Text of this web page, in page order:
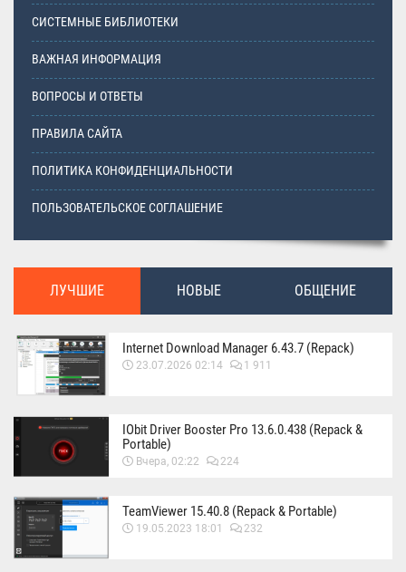
СИСТЕМНЫЕ БИБЛИОТЕКИ
ВАЖНАЯ ИНФОРМАЦИЯ
ВОПРОСЫ И ОТВЕТЫ
ПРАВИЛА САЙТА
ПОЛИТИКА КОНФИДЕНЦИАЛЬНОСТИ
ПОЛЬЗОВАТЕЛЬСКОЕ СОГЛАШЕНИЕ
ЛУЧШИЕ НОВЫЕ ОБЩЕНИЕ
Internet Download Manager 6.43.7 (Repack)
23.07.2026 02:14 1 911
IObit Driver Booster Pro 13.6.0.438 (Repack &
Portable)
Вчера, 02:22 224
TeamViewer 15.40.8 (Repack & Portable)
19.05.2023 18:01 232